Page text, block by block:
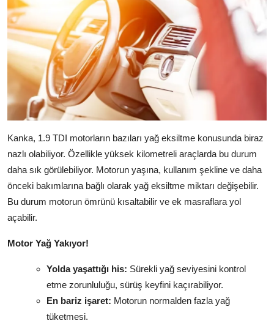
Kanka, 1.9 TDI motorların bazıları yağ eksiltme konusunda biraz
nazlı olabiliyor. Özellikle yüksek kilometreli araçlarda bu durum
daha sık görülebiliyor. Motorun yaşına, kullanım şekline ve daha
önceki bakımlarına bağlı olarak yağ eksiltme miktarı değişebilir.
Bu durum motorun ömrünü kısaltabilir ve ek masraflara yol
açabilir.
Motor Yağ Yakıyor!
Yolda yaşattığı his: Sürekli yağ seviyesini kontrol
etme zorunluluğu, sürüş keyfini kaçırabiliyor.
En bariz işaret: Motorun normalden fazla yağ
tüketmesi.